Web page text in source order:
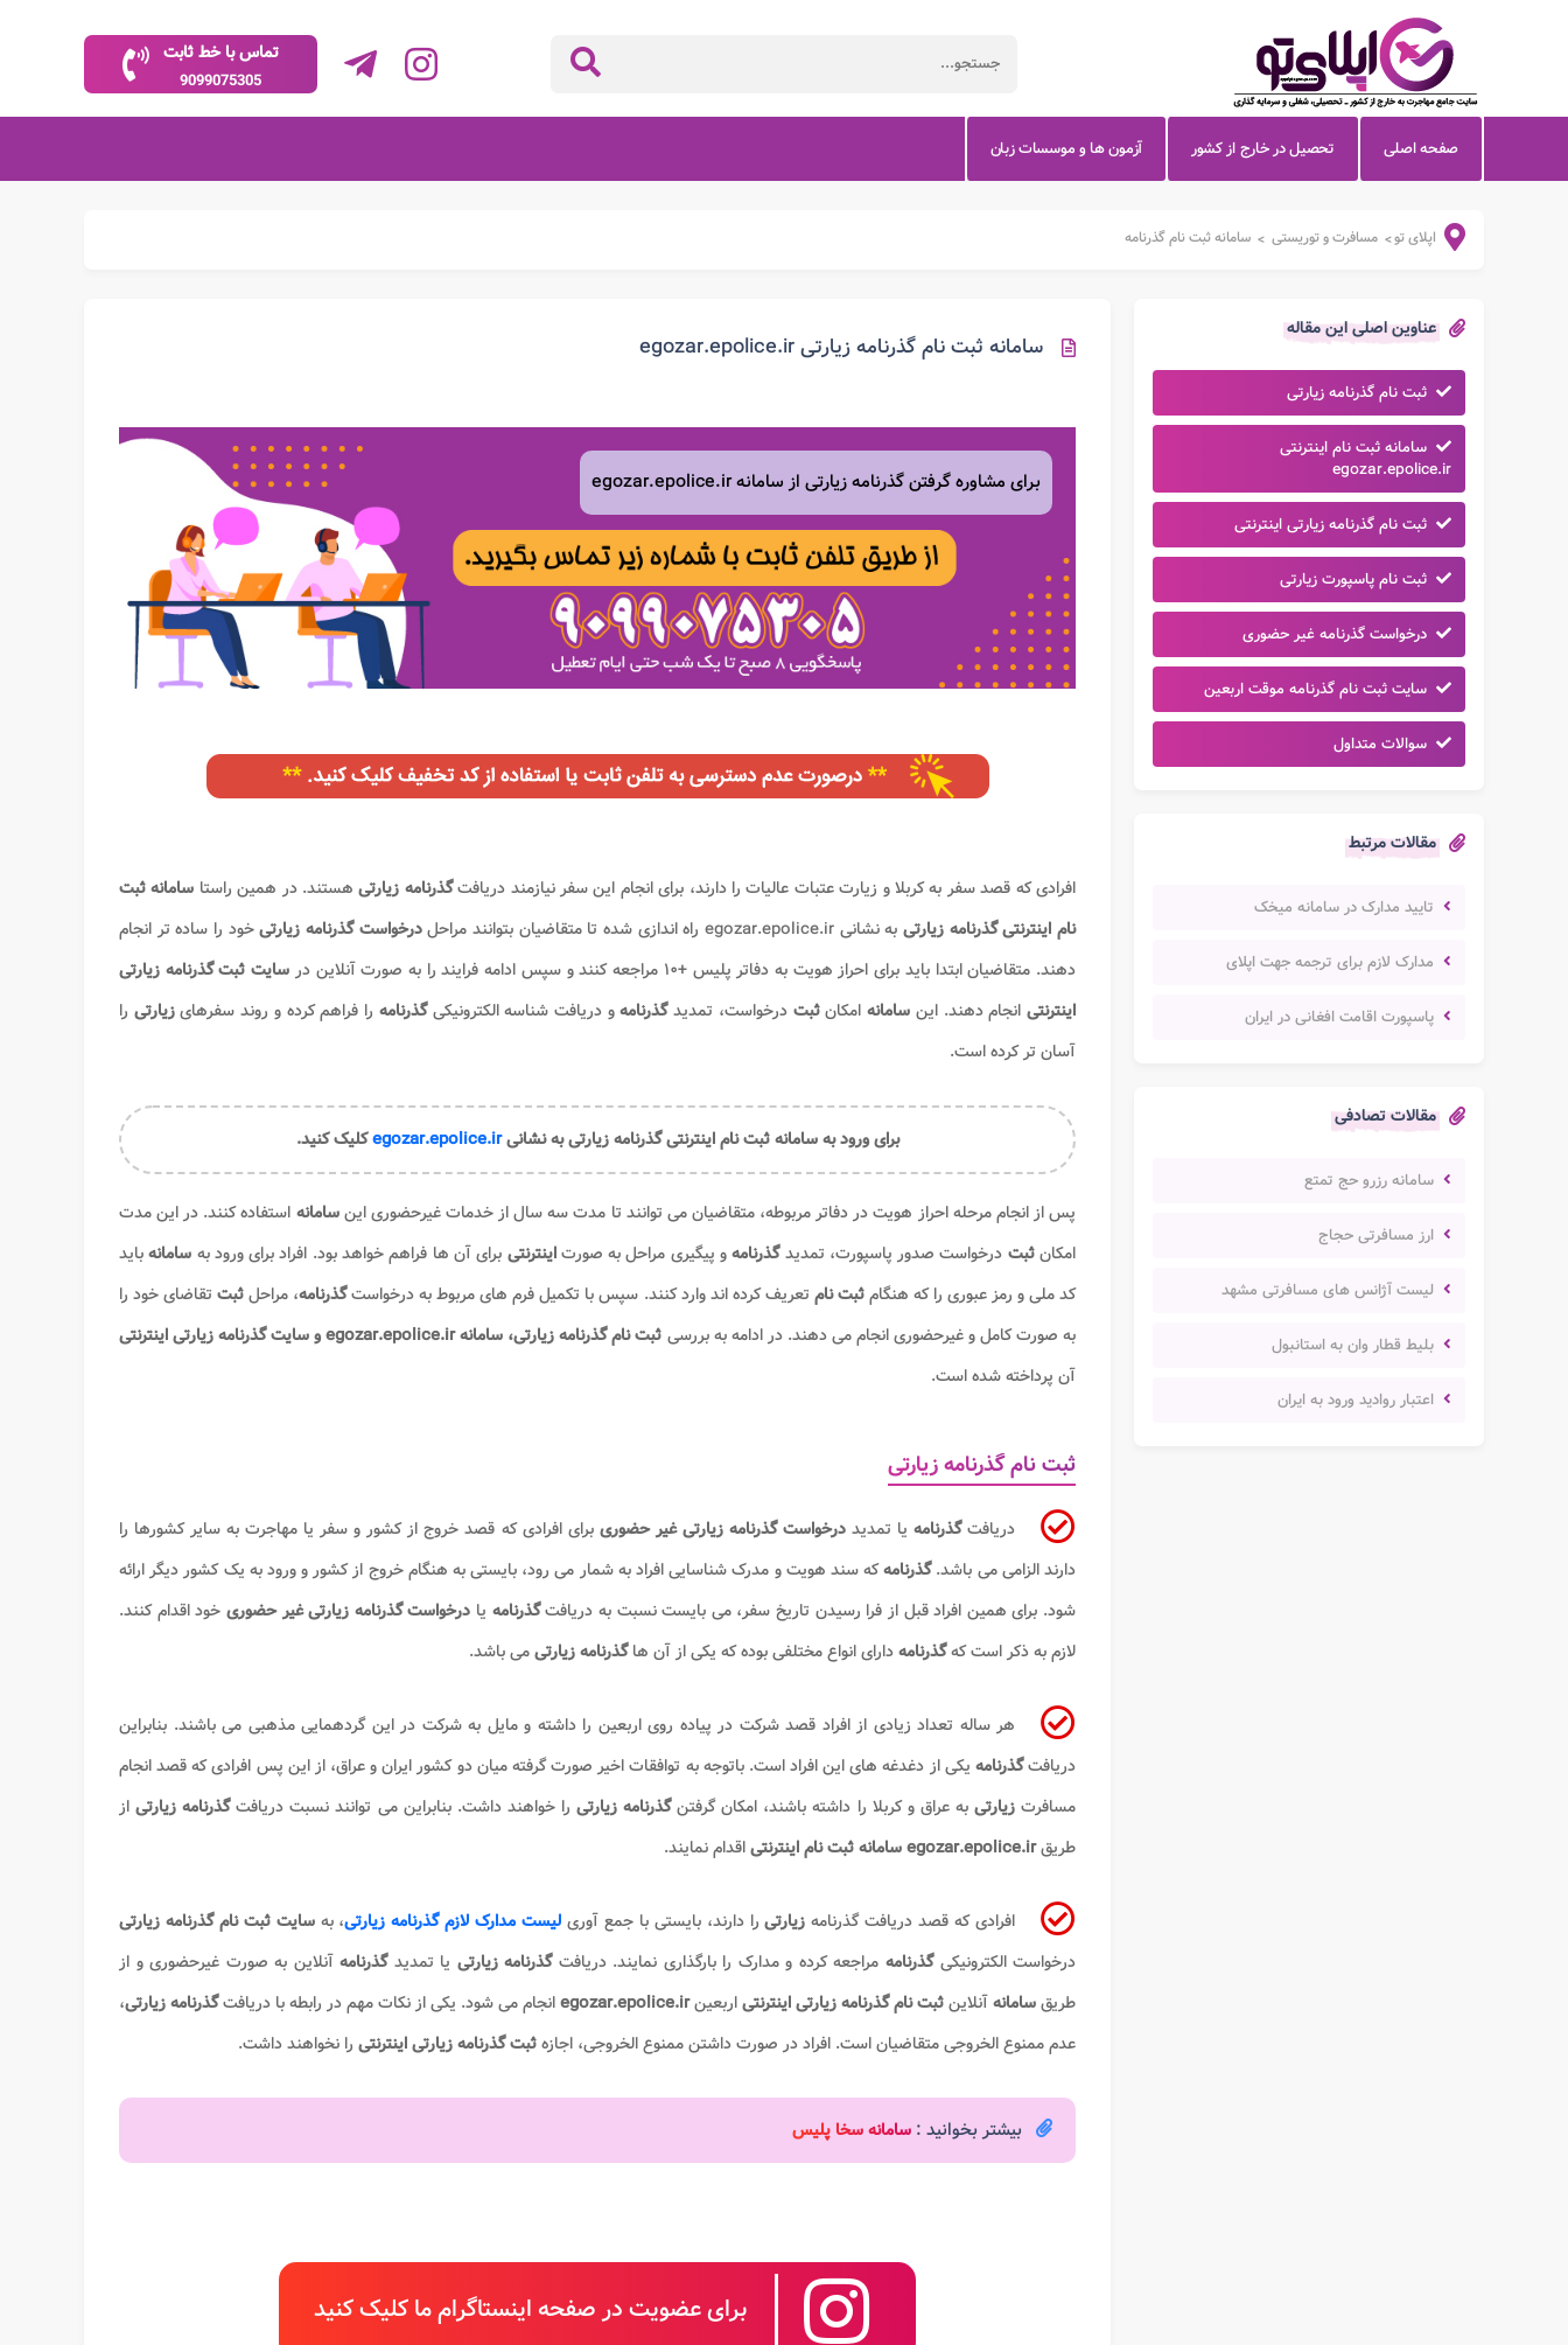
تماس با خط ثابت
9099075305
صفحه اصلی تحصیل در خارج از کشور آزمون ها و موسسات زبان
اپلای تو> مسافرت و توریستی > سامانه ثبت نام گذرنامه
عناوین اصلی این مقاله
ثبت نام گذرنامه زیارتی
سامانه ثبت نام اینترنتی
egozar.epolice.ir
ثبت نام گذرنامه زیارتی اینترنتی
ثبت نام پاسپورت زیارتی
درخواست گذرنامه غیر حضوری
سایت ثبت نام گذرنامه موقت اربعین
سوالات متداول
مقالات مرتبط
تایید مدارک در سامانه میخک
مدارک لازم برای ترجمه جهت اپلای
پاسپورت اقامت افغانی در ایران
مقالات تصادفی
سامانه رزرو حج تمتع
ارز مسافرتی حجاج
لیست آژانس های مسافرتی مشهد
بلیط قطار وان به استانبول
اعتبار روادید ورود به ایران
سامانه ثبت نام گذرنامه زیارتی egozar.epolice.ir
برای مشاوره گرفتن گذرنامه زیارتی از سامانه egozar.epolice.ir
افرادی که قصد سفر به کربلا و زیارت عتبات عالیات را دارند، برای انجام این سفر نیازمند دریافتگذرنامه زیارتی هستند. در همین راستا سامانه ثبت
نام اینترنتی گذرنامه زیارتیبه نشانی egozar.epolice.ir راه اندازی شده تا متقاضیان بتوانند مراحل درخواست گذرنامه زیارتی​خود را ساده تر انجام
دهند. متقاضیان ابتدا باید برای احراز هویت به دفاتر پلیس +۱۰ مراجعه کنند و سپس ادامه فرایند را به صورت آنلاین در
سایت ثبت گذرنامه زیارتی
اینترنتی انجام دهند. این سامانه امکانثبتدرخواست، تمدیدگذرنامهو دریافت شناسه الکترونیکیگذرنامه را فراهم کرده و روند سفرهایزیارتی را
آسان تر کرده است.
برای ورود به سامانه ثبت نام اینترنتی گذرنامه زیارتی به نشانیegozar.epolice.irکلیک کنید.​
پس از انجام مرحله احراز هویت در دفاتر مربوطه، متقاضیان می توانند تا مدت سه سال از خدمات غیرحضوری اینسامانه استفاده کنند. در این مدت
امکانثبت درخواست صدور پاسپورت، تمدیدگذرنامهو پیگیری مراحل به صورتاینترنتی برای آن ها فراهم خواهد بود. افراد برای ورود به سامانهباید
کد ملی و رمز عبوری را که هنگامثبت نام تعریف کرده اند وارد کنند. سپس با تکمیل فرم های مربوط به درخواستگذرنامه، مراحلثبت تقاضای خود را
به صورت کامل و غیرحضوری انجام می دهند. در ادامه به بررسی ثبت نام گذرنامه زیارتی، سامانه egozar.epolice.ir و سایت گذرنامه زیارتی اینترنتی
آن پرداخته شده است.
ثبت نام گذرنامه زیارتی
دریافتگذرنامه یا تمدیددرخواست گذرنامه زیارتی غیر حضوری برای افرادی که قصد خروج از کشور و سفر یا مهاجرت به سایر کشورها را
دارند الزامی می باشد.گذرنامهکه سند هویت و مدرک شناسایی افراد به شمار می رود، بایستی به هنگام خروج از کشور و ورود به یک کشور دیگر ارائه
شود. برای همین افراد قبل از فرا رسیدن تاریخ سفر، می بایست نسبت به دریافتگذرنامه یا درخواست گذرنامه زیارتی​ غیر حضوری خود اقدام کنند.
لازم به ذکر است کهگذرنامهدارای انواع مختلفی بوده که یکی از آن هاگذرنامه زیارتیمی باشد.
هر ساله تعداد زیادی از افراد قصد شرکت در پیاده روی اربعین را داشته و مایل به شرکت در این گردهمایی مذهبی می باشند. بنابراین
دریافتگذرنامه یکی از دغدغه های این افراد است. باتوجه به توافقات اخیر صورت گرفته میان دو کشور ایران و عراق، از این پس افرادی که قصد انجام
مسافرتزیارتیبه عراق و کربلا را داشته باشند، امکان گرفتنگذرنامه زیارتی را خواهند داشت. بنابراین می توانند نسبت دریافتگذرنامه زیارتیاز
طریقegozar.epolice.ir سامانه ثبت نام اینترنتی اقدام نمایند.
افرادی که قصد دریافت گذرنامه زیارتی را دارند، بایستی با جمع آوری لیست مدارک لازم گذرنامه زیارتی، بهسایت ثبت نام گذرنامه زیارتی
درخواست الکترونیکیگذرنامهمراجعه کرده و مدارک را بارگذاری نمایند. دریافتگذرنامه زیارتی یا تمدیدگذرنامهآنلاین به صورت غیرحضوری و از
طریقسامانهآنلاینثبت نام گذرنامه زیارتی اینترنتیاربعینegozar.epolice.irانجام می شود. یکی از نکات مهم در رابطه با دریافتگذرنامهزیارتی،
عدم ممنوع الخروجی متقاضیان است. افراد در صورت داشتن ممنوع الخروجی، اجازهثبت گذرنامه زیارتی اینترنتی را نخواهند داشت.
بیشتر بخوانید : سامانه سخا پلیس
برای عضویت در صفحه اینستاگرام ما کلیک کنید